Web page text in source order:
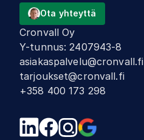
Ota yhteyttä
Cronvall Oy
Y-tunnus:2407943-8
asiakaspalvelu@cronvall.fi
tarjoukset@cronvall.fi
+358 400 173 298